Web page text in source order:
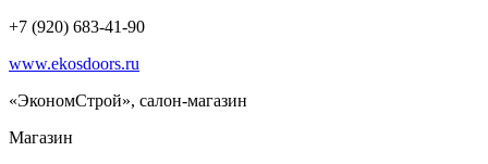
+7 (920) 683-41-90
www.ekosdoors.ru
«ЭкономСтрой», салон-магазин
Магазин